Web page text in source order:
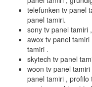
telefunken tv panel
panel tamiri.
sony tv panel tamiri
awox tv panel
tamiri .
skytech tv panel
woon tv panel
panel tamiri , profilo